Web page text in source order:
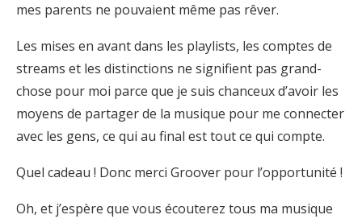
mes parents ne pouvaient même pas rêver.
Les mises en avant dans les playlists, les comptes de
streams et les distinctions ne signifient pas grand-
chose pour moi parce que je suis chanceux d’avoir les
moyens de partager de la musique pour me connecter
avec les gens, ce qui au final est tout ce qui compte.
Quel cadeau ! Donc merci Groover pour l’opportunité !
Oh, et j’espère que vous écouterez tous ma musique